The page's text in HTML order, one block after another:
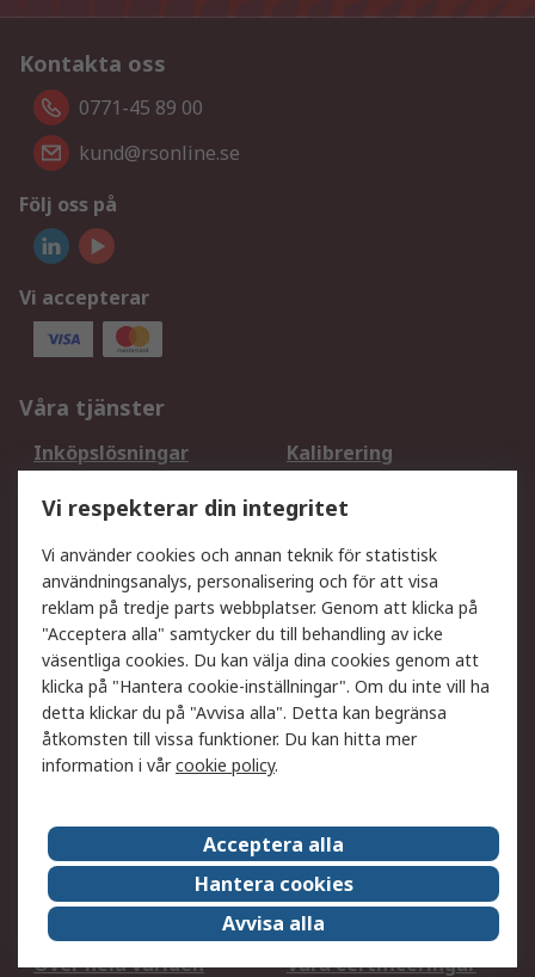
Kontakta oss
0771-45 89 00
kund@rsonline.se
Följ oss på
Vi accepterar
Våra tjänster
Inköpslösningar
Kalibrering
DesignSpark
Teknisk Support
Ditt lokala säljteam
Exportlösningar
Support
Få hjälp
Retur av varor
Leverans
Spåra din order
Begär en fakturakopi
Fördelar med RS-konto
Betalningsalternativ
Om RS
Försäljningsvillkor
Det juridiska
Press Centre
Jobba hos RS
ESG
Över hela världen
Våra certificeringar
Vi respekterar din integritet
Vi använder cookies och annan teknik för statistisk
användningsanalys, personalisering och för att visa
reklam på tredje parts webbplatser. Genom att klicka på
"Acceptera alla" samtycker du till behandling av icke
väsentliga cookies. Du kan välja dina cookies genom att
klicka på "Hantera cookie-inställningar". Om du inte vill ha
detta klickar du på "Avvisa alla". Detta kan begränsa
åtkomsten till vissa funktioner. Du kan hitta mer
information i vårcookie policy.
Acceptera alla
Hantera cookies
Avvisa alla